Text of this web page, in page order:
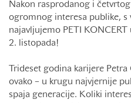
Nakon rasprodanog i
ogromnog interesa publike, s
najavljujemo PETI KONCERT
2. listopada!
Trideset godina karijere
ovako – u krugu najvjernije
spaja generacije. Koliki